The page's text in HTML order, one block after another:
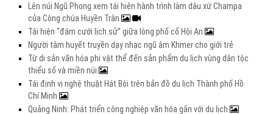
Lên núi Ngũ Phong xem tái hiện hành trình làm dâu xứ Champa
của Công chúa Huyền Trân
Tái hiện “đám cưới lịch sử” giữa lòng phố cổ Hội An
Người tâm huyết truyền dạy nhạc ngũ âm Khmer cho giới trẻ
Từ di sản văn hóa phi vật thể đến sản phẩm du lịch vùng dân tộc
thiểu số và miền núi
Tái định vị nghệ thuật Hát Bội trên bản đồ du lịch Thành phố Hồ
Chí Minh
Quảng Ninh: Phát triển công nghiệp văn hóa gắn với du lịch